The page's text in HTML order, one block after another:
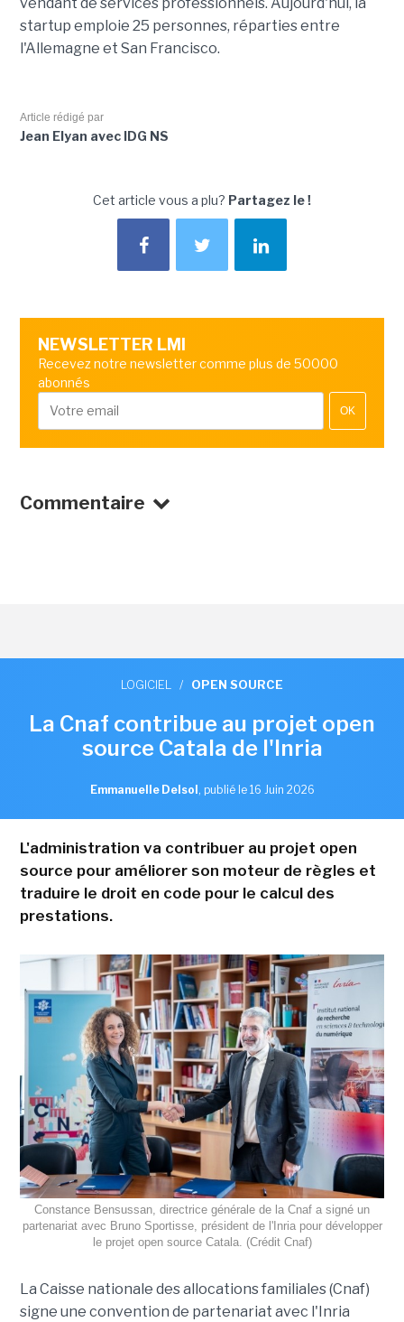
vendant de services professionnels. Aujourd'hui, la
startup emploie 25 personnes, réparties entre
l'Allemagne et San Francisco.
Article rédigé par
Jean Elyan avec IDG NS
Cet article vous a plu? Partagez le !
NEWSLETTER LMI
Recevez notre newsletter comme plus de 50000
abonnés
OK
Commentaire
LOGICIEL / OPEN SOURCE
La Cnaf contribue au projet open
source Catala de l'Inria
Emmanuelle Delsol , publié le 16 Juin 2026
L'administration va contribuer au projet open
source pour améliorer son moteur de règles et
traduire le droit en code pour le calcul des
prestations.
Constance Bensussan, directrice générale de la Cnaf a signé un
partenariat avec Bruno Sportisse, président de l'Inria pour développer
le projet open source Catala. (Crédit Cnaf)
La Caisse nationale des allocations familiales (Cnaf)
signe une convention de partenariat avec l'Inria